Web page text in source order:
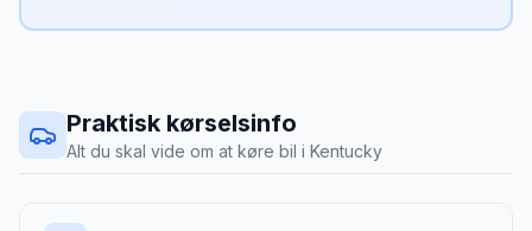
Praktisk kørselsinfo
Alt du skal vide om at køre bil i Kentucky